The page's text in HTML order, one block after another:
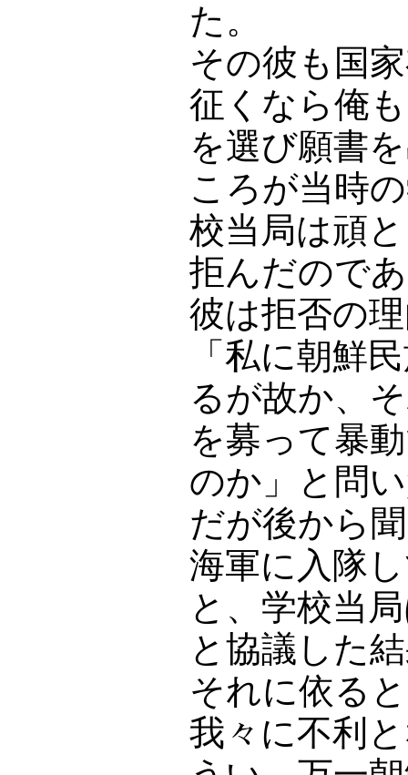
た。
その彼も国
征くなら俺
を選び願書
ころが当時
校当局は頑
拒んだので
彼は拒否の
「私に朝鮮
るが故か、
を募って暴
のか」と問
だが後から
海軍に入隊
と、学校当
と協議した
それに依る
我々に不利